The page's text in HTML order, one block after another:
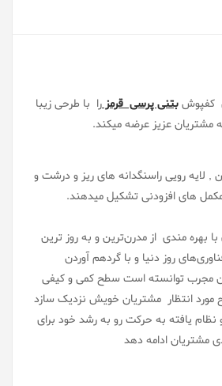
کفپوشبتنی پرسی قرمزرا با طرحی زیبا
مشتریان عزیز عرضه میکند.
, لایه رویی راسنگدانه های ریز و درشت و
مکمل های افزودنی تشکیل میدهند.
با بهره مندی از مدرن‌ترین و به روز ترین
روز دنیا و با گردهم آوردن
مجرب توانسته است سطح کمی و کیفی
مورد انتظار مشتریان خویش نزدیک سازد
نظام یافته به حرکت رو به رشد خود برای
مشتریان ادامه دهد